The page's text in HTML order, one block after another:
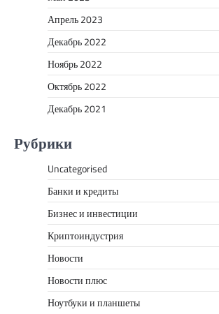
Апрель 2023
Декабрь 2022
Ноябрь 2022
Октябрь 2022
Декабрь 2021
Рубрики
Uncategorised
Банки и кредиты
Бизнес и инвестиции
Криптоиндустрия
Новости
Новости плюс
Ноутбуки и планшеты